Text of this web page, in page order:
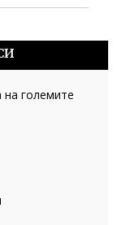
на големите